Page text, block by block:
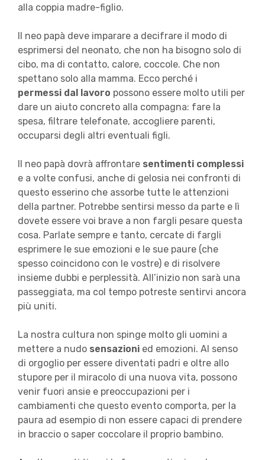
alla coppia madre-figlio.
Il neo papà deve imparare a decifrare il modo di
esprimersi del neonato, che non ha bisogno solo di
cibo, ma di contatto, calore, coccole. Che non
spettano solo alla mamma. Ecco perché i
permessi dal lavoro possono essere molto utili per
dare un aiuto concreto alla compagna: fare la
spesa, filtrare telefonate, accogliere parenti,
occuparsi degli altri eventuali figli.
Il neo papà dovrà affrontare sentimenti complessi
e a volte confusi, anche di gelosia nei confronti di
questo esserino che assorbe tutte le attenzioni
della partner. Potrebbe sentirsi messo da parte e lì
dovete essere voi brave a non fargli pesare questa
cosa. Parlate sempre e tanto, cercate di fargli
esprimere le sue emozioni e le sue paure (che
spesso coincidono con le vostre) e di risolvere
insieme dubbi e perplessità. All’inizio non sarà una
passeggiata, ma col tempo potreste sentirvi ancora
più uniti.
La nostra cultura non spinge molto gli uomini a
mettere a nudo sensazioni ed emozioni. Al senso
di orgoglio per essere diventati padri e oltre allo
stupore per il miracolo di una nuova vita, possono
venir fuori ansie e preoccupazioni per i
cambiamenti che questo evento comporta, per la
paura ad esempio di non essere capaci di prendere
in braccio o saper coccolare il proprio bambino.